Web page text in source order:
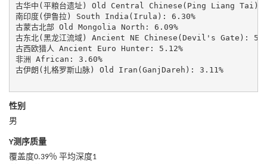
古华中(平粮台遗址) Old Central Chinese(Ping Liang Tai):
南印度(伊鲁拉) South India(Irula): 6.30%
古蒙古北部 Old Mongolia North: 6.09%
古东北(黑龙江流域) Ancient NE Chinese(Devil's Gate):
古西欧猎人 Ancient Euro Hunter: 5.12%
非洲 African: 3.60%
古伊朗(扎格罗斯山脉) Old Iran(GanjDareh): 3.11%
性别
男
Y测序质量
覆盖度0.39％ 平均深度1